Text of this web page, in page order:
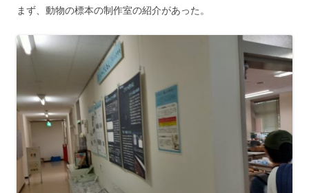
まず、動物の標本の制作室の紹介があった。